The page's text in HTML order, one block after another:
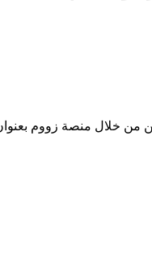
خلال منصة زووم